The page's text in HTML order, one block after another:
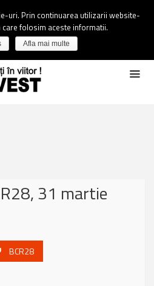
31 martie
BCR28
uri. Prin continuarea utilizarii website-
care folosim aceste informatii.
Afla mai multe